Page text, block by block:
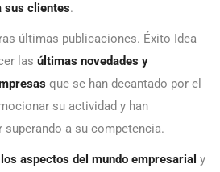
sus clientes.
últimas publicaciones. Éxito Idea
las últimas novedades y
que se han decantado por el
su actividad y han
a su competencia.
aspectos del mundo empresarial y